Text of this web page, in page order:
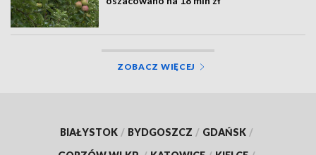
ZOBACZ WIĘCEJ
BIAŁYSTOK / BYDGOSZCZ / GDAŃSK /